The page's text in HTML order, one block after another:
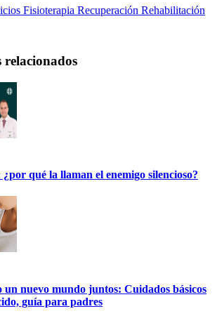
Fisioterapia Recuperación Rehabilitación
relacionados
qué la llaman el enemigo silencioso?
un nuevo mundo juntos: Cuidados básicos
guía para padres